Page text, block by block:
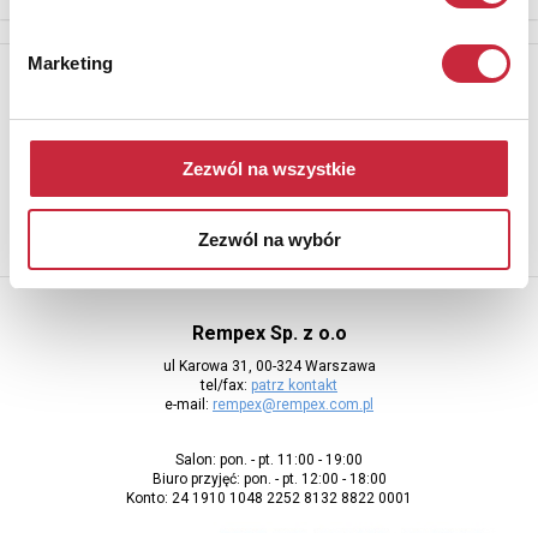
Marketing
Zezwól na wszystkie
Zezwól na wybór
adres e-mail
Rempex Sp. z o.o
ul Karowa 31, 00-324 Warszawa
tel/fax: patrz kontakt
e-mail: rempex@rempex.com.pl
Salon: pon. - pt. 11:00 - 19:00
Biuro przyjęć: pon. - pt. 12:00 - 18:00
Konto: 24 1910 1048 2252 8132 8822 0001